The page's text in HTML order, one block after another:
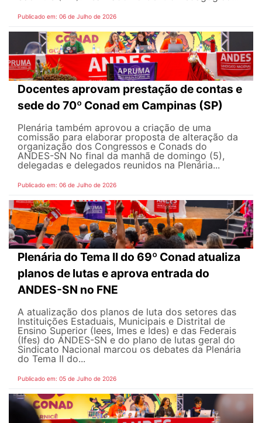
Publicado em: 06 de Julho de 2026
Docentes aprovam prestação de contas e
sede do 70º Conad em Campinas (SP)
Plenária também aprovou a criação de uma
comissão para elaborar proposta de alteração da
organização dos Congressos e Conads do
ANDES-SN No final da manhã de domingo (5),
delegadas e delegados reunidos na Plenária...
Publicado em: 06 de Julho de 2026
Plenária do Tema II do 69º Conad atualiza
planos de lutas e aprova entrada do
ANDES-SN no FNE
A atualização dos planos de luta dos setores das
Instituições Estaduais, Municipais e Distrital de
Ensino Superior (Iees, Imes e Ides) e das Federais
(Ifes) do ANDES-SN e do plano de lutas geral do
Sindicato Nacional marcou os debates da Plenária
do Tema II do...
Publicado em: 05 de Julho de 2026